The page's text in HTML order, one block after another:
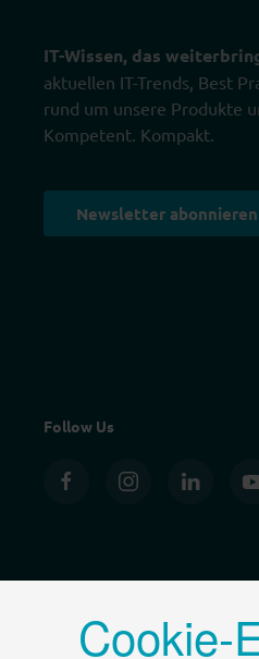
IT-Wissen, das
aktuellen IT-Trends, Best
rund um unsere Produkte
Kompetent. Kompakt.
Newsletter abonnieren
Follow Us
Cookie-